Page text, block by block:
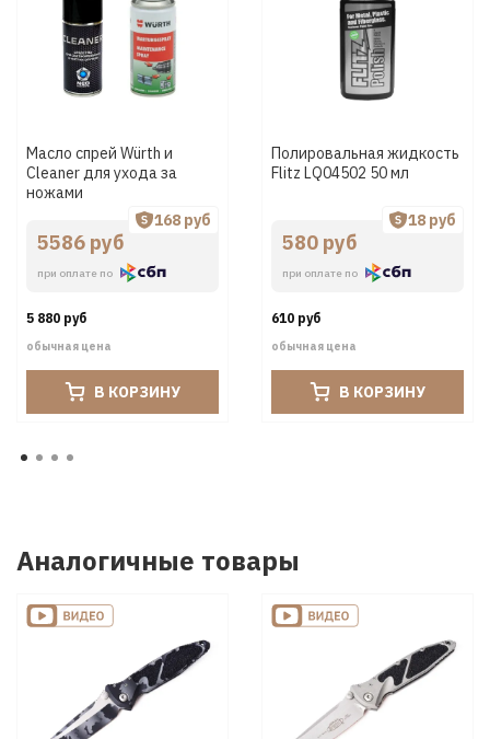
Масло спрей Würth и
Cleaner для ухода за
ножами
5586 руб
при оплате по
168 руб
5 880 руб
обычная цена
В КОРЗИНУ
Полировальная жидкость
Flitz LQ04502 50 мл
580 руб
при оплате по
18 руб
610 руб
обычная цена
В КОРЗИНУ
Аналогичные товары